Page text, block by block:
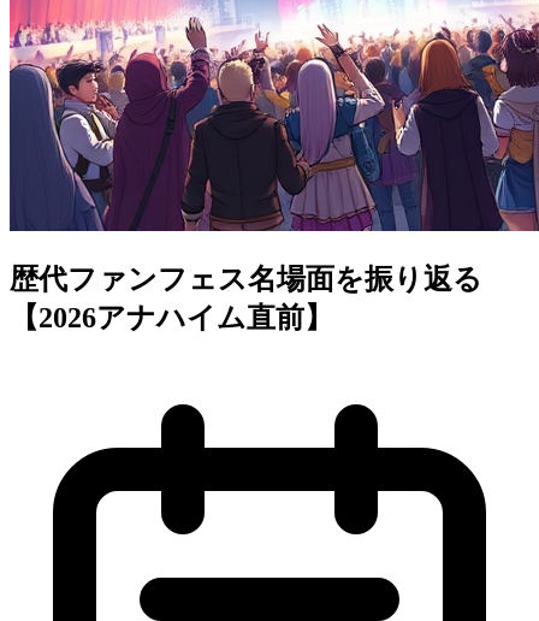
歴代ファンフェス名場面を振り返る
【2026アナハイム直前】